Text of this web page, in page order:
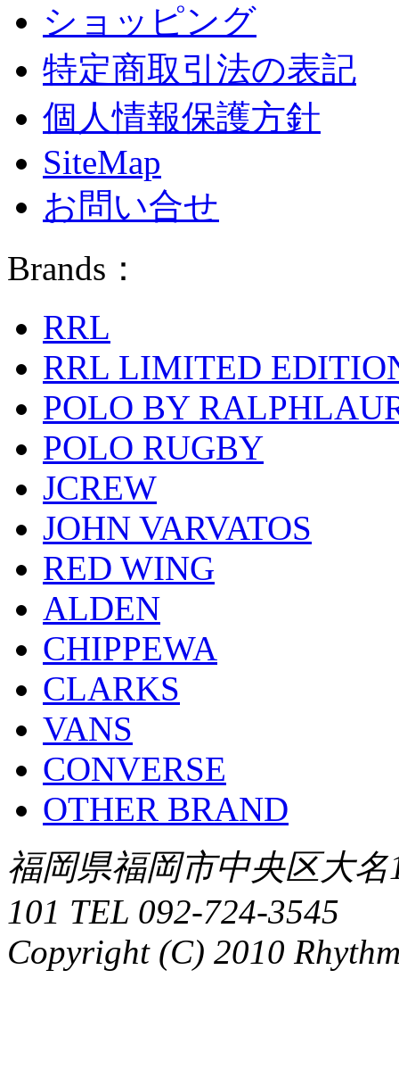
ショッピング
特定商取引法の表記
個人情報保護方針
SiteMap
お問い合せ
Brands：
RRL
RRL LIMITED
POLO BY
POLO RUGBY
JCREW
JOHN VARVATOS
RED WING
ALDEN
CHIPPEWA
CLARKS
VANS
CONVERSE
OTHER BRAND
福岡県福岡市中央区大
101 TEL 092-724-3545
Copyright (C) 2010